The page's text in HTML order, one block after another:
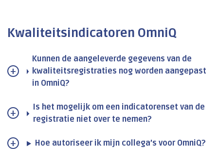
Kwaliteitsindicatoren OmniQ
Kunnen de aangeleverde gegevens van de
kwaliteitsregistraties nog worden aangepast
in OmniQ?
Is het mogelijk om een indicatorenset van de
registratie niet over te nemen?
Hoe autoriseer ik mijn collega’s voor OmniQ?